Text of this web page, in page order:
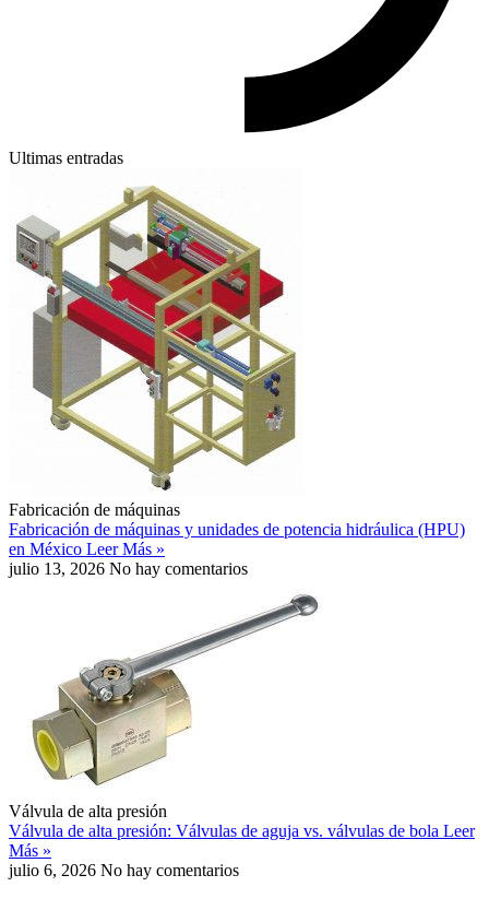
Ultimas entradas
Fabricación de máquinas
Fabricación de máquinas y unidades de potencia hidráulica (HPU)
en México Leer Más »
julio 13, 2026 No hay comentarios
Válvula de alta presión
Válvula de alta presión: Válvulas de aguja vs. válvulas de bola Leer
Más »
julio 6, 2026 No hay comentarios